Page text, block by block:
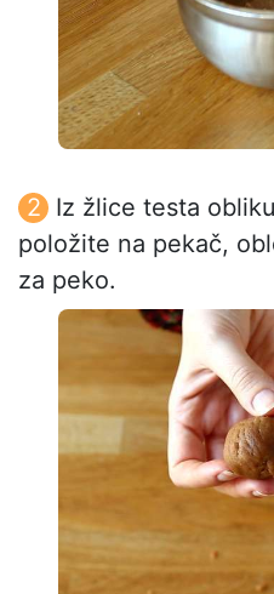
Iz žlice testa
položite na pekač,
za peko.